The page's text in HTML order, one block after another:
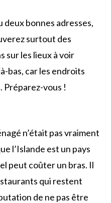
deux bonnes adresses,
surtout des
sur les lieux à voir
bas, car les endroits
Préparez-vous !
n’était pas vraiment
l’Islande est un pays
peut coûter un bras. Il
qui restent
de ne pas être